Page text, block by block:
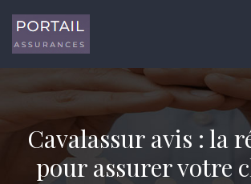
Cavalassur avis : la
pour assurer votre